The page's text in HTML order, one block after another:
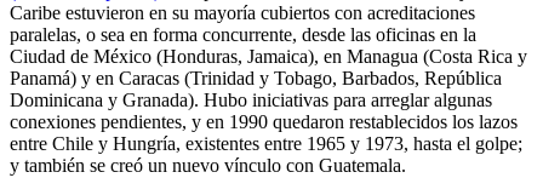
Caribe estuvieron en su mayoría cubiertos con acreditaciones
paralelas, o sea en forma concurrente, desde las oficinas en la
Ciudad de México (Honduras, Jamaica), en Managua (Costa Rica y
Panamá) y en Caracas (Trinidad y Tobago, Barbados, República
Dominicana y Granada). Hubo iniciativas para arreglar algunas
conexiones pendientes, y en 1990 quedaron restablecidos los lazos
entre Chile y Hungría, existentes entre 1965 y 1973, hasta el golpe;
y también se creó un nuevo vínculo con Guatemala.